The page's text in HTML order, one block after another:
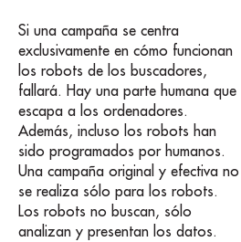
Si una campaña se centra
exclusivamente en cómo funcionan
los robots de los buscadores,
fallará. Hay una parte humana que
escapa a los ordenadores.
Además, incluso los robots han
sido programados por humanos.
Una campaña original y efectiva no
se realiza sólo para los robots.
Los robots no buscan, sólo
analizan y presentan los datos.